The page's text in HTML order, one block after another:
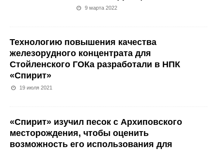
9 марта 2022
Технологию повышения качества
железорудного концентрата для
Стойленского ГОКа разработали в НПК
«Спирит»
19 июля 2021
«Спирит» изучил песок с Архиповского
месторождения, чтобы оценить
возможность его использования для